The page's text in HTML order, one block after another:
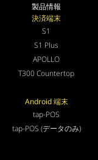
製品情報
決済端末
S1
S1 Plus
APOLLO
T300 Countertop
Android 端末
tap-POS
tap-POS (データのみ)